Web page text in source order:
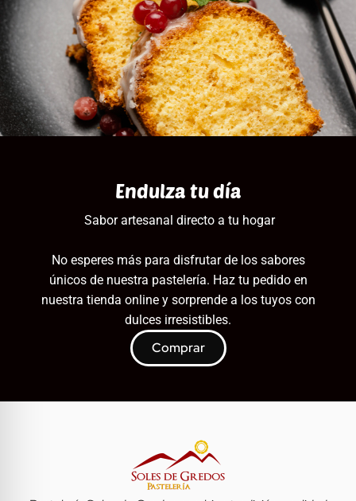
Endulza tu día
Sabor artesanal directo a tu hogar
No esperes más para disfrutar de los sabores
únicos de nuestra pastelería. Haz tu pedido en
nuestra tienda online y sorprende a los tuyos con
dulces irresistibles.
Comprar